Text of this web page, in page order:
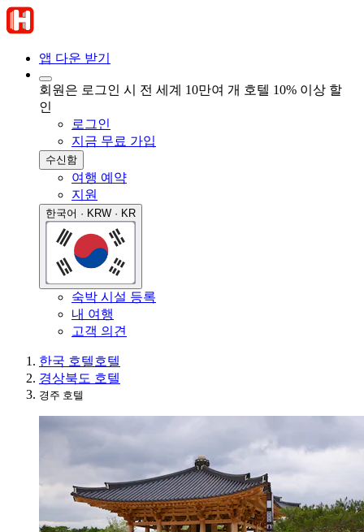
앱 다운 받기
회원은 로그인 시 전 세계 10만여 개 호텔 10% 이상 할
인
로그인
지금 무료 가입
수신함
여행 예약
지원
한국어 · KRW · KR
숙박 시설 등록
내 여행
고객 의견
한국 호텔호텔
경상북도 호텔
경주 호텔